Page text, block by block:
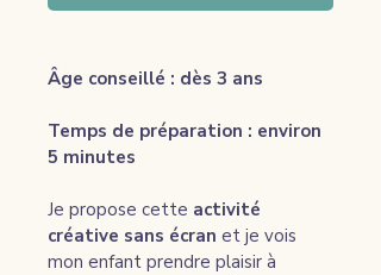
Âge conseillé : dès 3 ans
Temps de préparation : environ
5 minutes
Je propose cette activité
créative sans écran et je vois
mon enfant prendre plaisir à